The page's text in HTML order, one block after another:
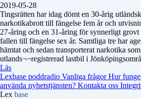
2019-05-28
Tingsrätten har idag dömt en 30-årig
narkotikabrott till fängelse fem år och
27-åring och en 31-åring för synnerligt
fallen till fängelse sex år. Samtliga tre har
hämtat och sedan transporterat narkotika
utlands¬¬registrerad lastbil i
Läs
Lexbase poddradio Vanliga frågorHur
använda nyhetstjänsten? Kontakta oss
Lex base